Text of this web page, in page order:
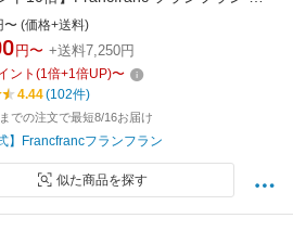
ドレッサー デスク コンセント 収納 コ
引き出し 白 兼用 鏡なし 化粧台 メイ
ドチェスト スリム サイドボード 組み
可愛い かわいい おしゃれ
〜 (価格+送料)
円〜 +送料7,250円
ント (1倍+1倍UP)〜
4.44(102件)
での注文で最短8/16お届け
】Francfrancフランフラン
似た商品を探す